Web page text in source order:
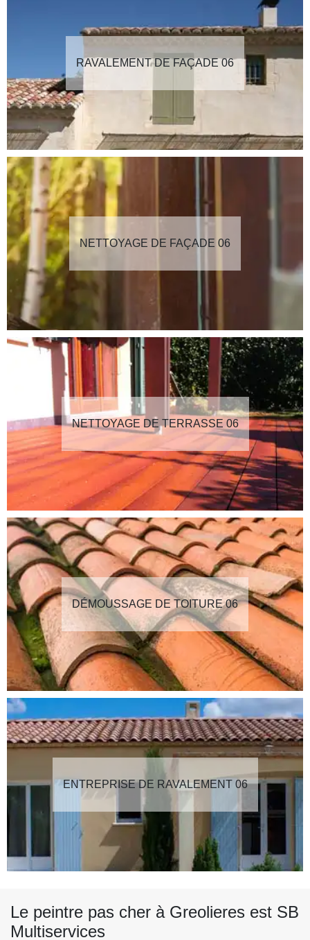
RAVALEMENT DE FAÇADE 06
NETTOYAGE DE FAÇADE 06
NETTOYAGE DE TERRASSE 06
DÉMOUSSAGE DE TOITURE 06
ENTREPRISE DE RAVALEMENT 06
Le peintre pas cher à Greolieres est SB
Multiservices